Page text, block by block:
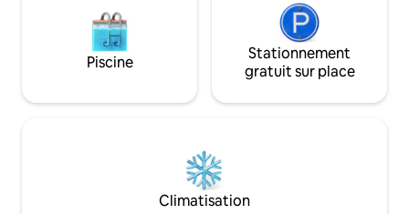
Piscine
Stationnement
gratuit sur place
Climatisation